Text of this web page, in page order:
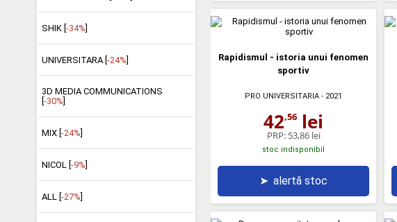
SHIK [-34%]
UNIVERSITARA [-24%]
3D MEDIA COMMUNICATIONS
-30%
MIX [ -24%
NICOL [ -9%
ALL [ -27%
Rapidismul - istoria unui fenomen
sportiv
PRO UNIVERSITARIA - 2021
42,56 lei
PRP: 53,86 lei
stoc indisponibil
➤ alertă stoc